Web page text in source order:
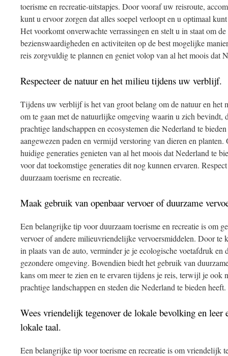
toerisme en recreatie-uitstapjes. Door vooraf uw reisroute,
kunt u ervoor zorgen dat alles soepel verloopt en u optimaal
Het voorkomt onverwachte verrassingen en stelt u in staat om
bezienswaardigheden en activiteiten op de best mogelijke
reis zorgvuldig te plannen en geniet volop van al het moois dat
Respecteer de natuur en het milieu tijdens uw verblijf.
Tijdens uw verblijf is het van groot belang om de natuur en het
om te gaan met de natuurlijke omgeving waarin u zich bevindt,
prachtige landschappen en ecosystemen die Nederland te
aangewezen paden en vermijd verstoring van dieren en
huidige generaties genieten van al het moois dat Nederland te
voor dat toekomstige generaties dit nog kunnen ervaren.
duurzaam toerisme en recreatie.
Maak gebruik van openbaar vervoer of duurzame
Een belangrijke tip voor duurzaam toerisme en recreatie is om
vervoer of andere milieuvriendelijke vervoersmiddelen. Door te
in plaats van de auto, verminder je je ecologische voetafdruk en
gezondere omgeving. Bovendien biedt het gebruik van
kans om meer te zien en te ervaren tijdens je reis, terwijl je ook
prachtige landschappen en steden die Nederland te bieden heeft.
Wees vriendelijk tegenover de lokale bevolking en leer
lokale taal.
Een belangrijke tip voor toerisme en recreatie is om vriendelijk